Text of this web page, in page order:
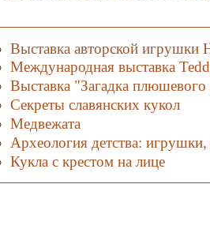
Выставка авторской игрушки
Международная выставка
Выставка "Загадка
Секреты славянских кукол
Медвежата
Археология детства:
Кукла с крестом на лице